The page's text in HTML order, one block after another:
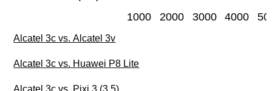
1000 2000 3000 4000
Alcatel 3c vs. Alcatel 3v
Alcatel 3c vs. Huawei P8 Lite
Alcatel 3c vs. Pixi 3 (3.5)